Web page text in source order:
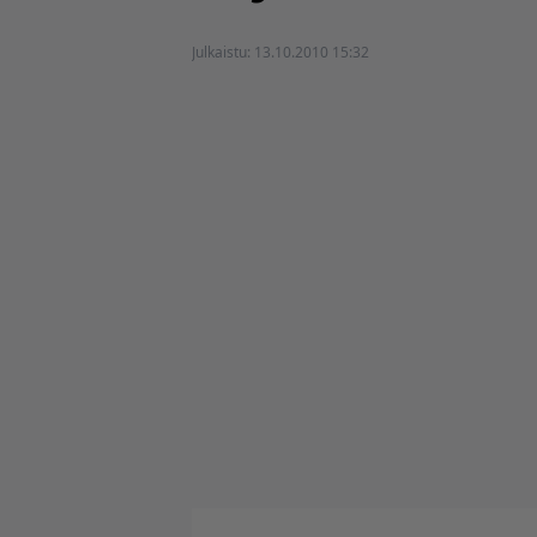
Julkaistu: 13.10.2010 15:32